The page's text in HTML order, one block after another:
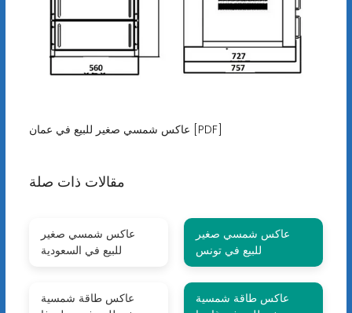
عاكس شمسي صغير للبيع في عمان [PDF]
مقالات ذات صلة
عاكس شمسي صغير
للبيع في السعودية
عاكس شمسي صغير
للبيع في تونس
عاكس طاقة شمسية
عاكس طاقة شمسية